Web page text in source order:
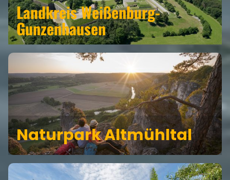
Landkreis Weißenburg-
Gunzenhausen
Naturpark Altmühltal